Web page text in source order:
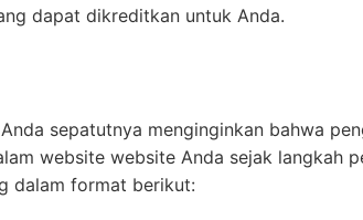
dapat dikreditkan untuk Anda.
sepatutnya menginginkan bahwa
website website Anda sejak langkah
dalam format berikut: